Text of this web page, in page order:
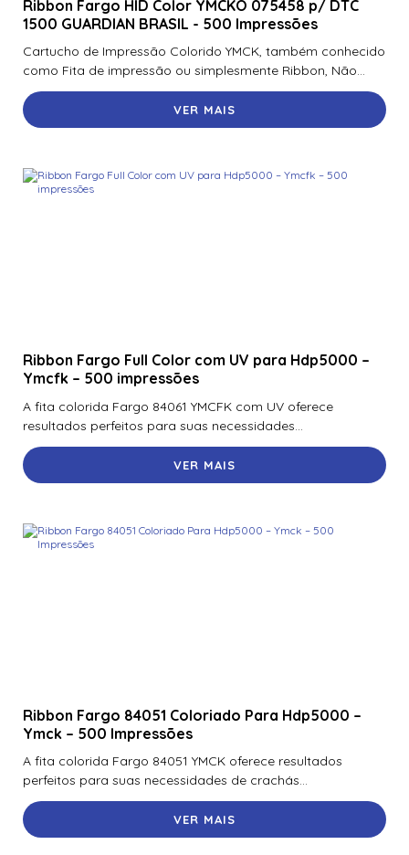
Ribbon Fargo HID Color YMCKO 075458 p/ DTC
1500 GUARDIAN BRASIL - 500 Impressões
Cartucho de Impressão Colorido YMCK, também conhecido
como Fita de impressão ou simplesmente Ribbon, Não...
VER MAIS
Ribbon Fargo Full Color com UV para Hdp5000 –
Ymcfk – 500 impressões
A fita colorida Fargo 84061 YMCFK com UV oferece
resultados perfeitos para suas necessidades...
VER MAIS
Ribbon Fargo 84051 Coloriado Para Hdp5000 –
Ymck – 500 Impressões
A fita colorida Fargo 84051 YMCK oferece resultados
perfeitos para suas necessidades de crachás...
VER MAIS